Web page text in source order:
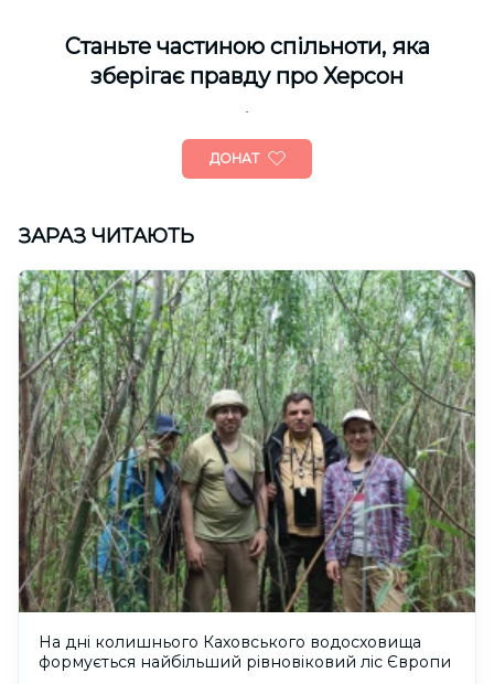
Cтаньте частиною спільноти, яка
зберігає правду про Херсон
ДОНАТ
ЗАРАЗ ЧИТАЮТЬ
На дні колишнього Каховського водосховища
формується найбільший рівновіковий ліс Європи